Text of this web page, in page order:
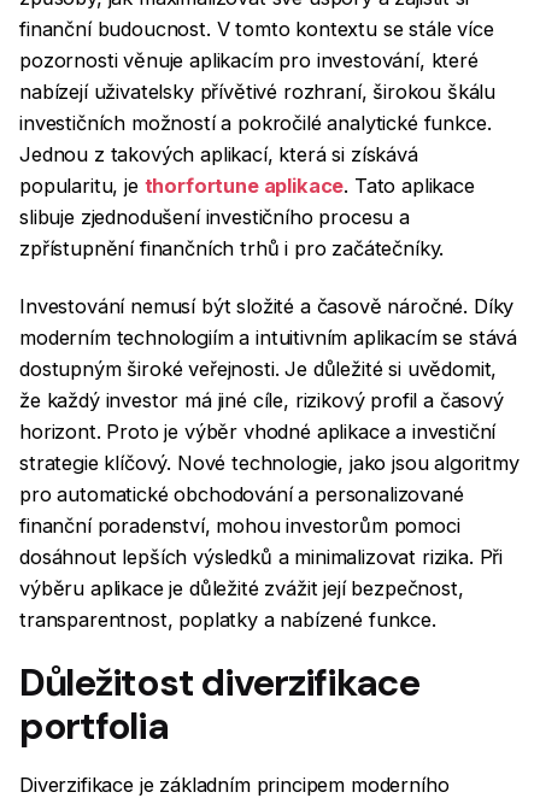
finanční budoucnost. V tomto kontextu se stále více
pozornosti věnuje aplikacím pro investování, které
nabízejí uživatelsky přívětivé rozhraní, širokou škálu
investičních možností a pokročilé analytické funkce.
Jednou z takových aplikací, která si získává
popularitu, je thorfortune aplikace. Tato aplikace
slibuje zjednodušení investičního procesu a
zpřístupnění finančních trhů i pro začátečníky.
Investování nemusí být složité a časově náročné. Díky
moderním technologiím a intuitivním aplikacím se stává
dostupným široké veřejnosti. Je důležité si uvědomit,
že každý investor má jiné cíle, rizikový profil a časový
horizont. Proto je výběr vhodné aplikace a investiční
strategie klíčový. Nové technologie, jako jsou algoritmy
pro automatické obchodování a personalizované
finanční poradenství, mohou investorům pomoci
dosáhnout lepších výsledků a minimalizovat rizika. Při
výběru aplikace je důležité zvážit její bezpečnost,
transparentnost, poplatky a nabízené funkce.
Důležitost diverzifikace
portfolia
Diverzifikace je základním principem moderního